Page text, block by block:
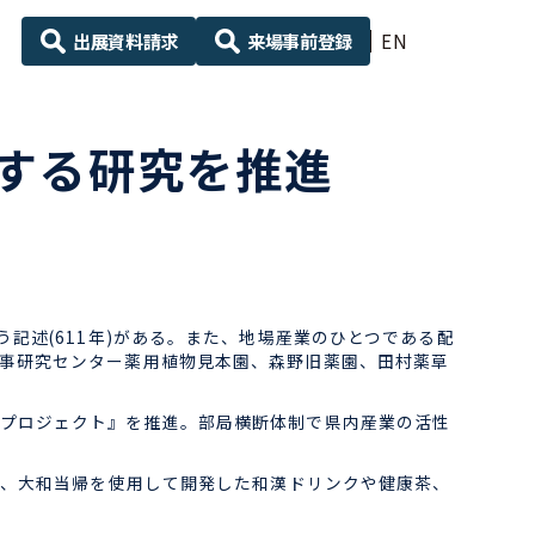
EN
出展資料請求 来場事前登録
る研究を推進
述(611年)がある。また、地場産業のひとつである配
研究センター薬用植物見本園、森野旧薬園、田村薬草
ジェクト』を推進。部局横断体制で県内産業の活性
和当帰を使用して開発した和漢ドリンクや健康茶、